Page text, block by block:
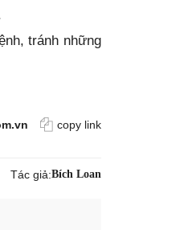
tránh những
copy link
Tác giả:Bích Loan